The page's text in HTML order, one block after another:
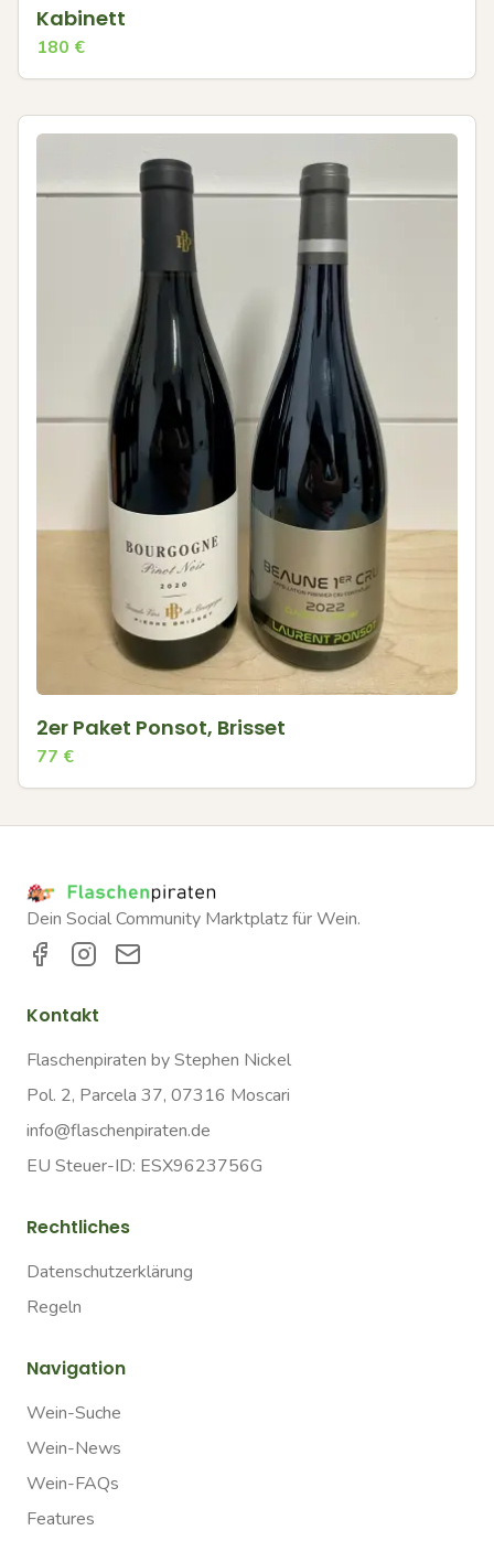
Kabinett
180 €
2er Paket Ponsot, Brisset
77 €
Dein Social Community Marktplatz für Wein.
Kontakt
Flaschenpiraten by Stephen Nickel
Pol. 2, Parcela 37, 07316 Moscari
info@flaschenpiraten.de
EU Steuer-ID: ESX9623756G
Rechtliches
Datenschutzerklärung
Regeln
Navigation
Wein-Suche
Wein-News
Wein-FAQs
Features